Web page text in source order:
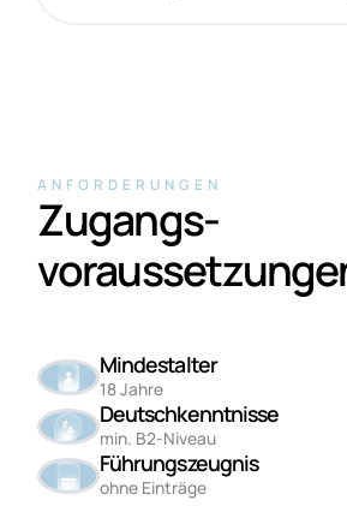
ANFORDERUNGEN
Zugangs­
Mindestalter
18 Jahre
Deutschkenntnisse
min. B2-Niveau
Führungszeugnis
ohne Einträge